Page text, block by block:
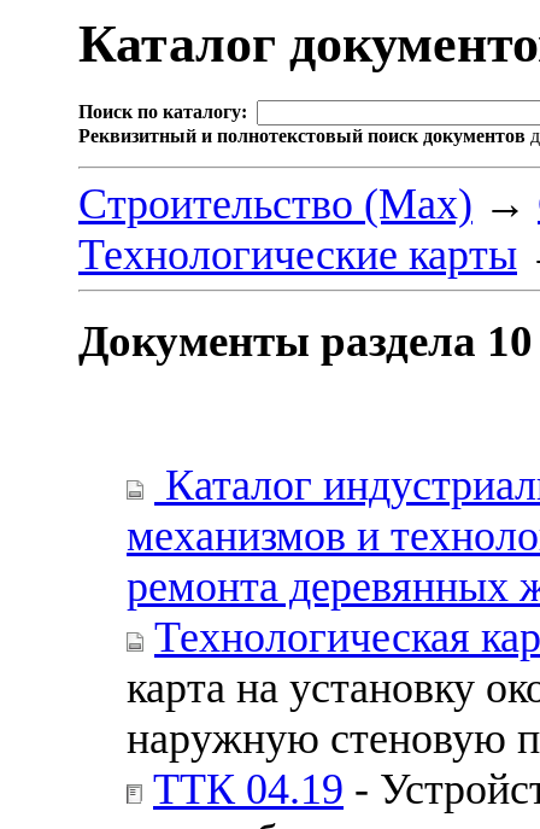
Каталог
Поиск по каталогу:
Реквизитный и полнотекстовый поиск документов
Строительство (Max) →
Технологические карты
Документы раздела
Каталог
механизмов и
ремонта деревянных
Технологическая
карта на установку
наружную стеновую
ТТК 04.19 -